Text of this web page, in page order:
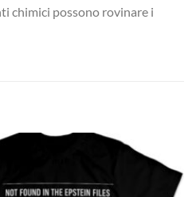
chimici possono rovinare i